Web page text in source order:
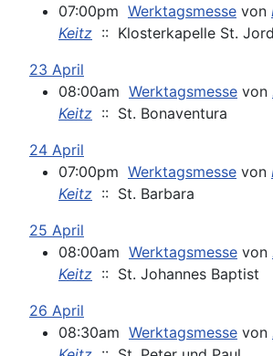
07:00pm Werktagsmesse von
Keitz :: Klosterkapelle St.
23 April
08:00am Werktagsmesse von
Keitz :: St. Bonaventura
24 April
07:00pm Werktagsmesse von
Keitz :: St. Barbara
25 April
08:00am Werktagsmesse von
Keitz :: St. Johannes Baptist
26 April
08:30am Werktagsmesse von